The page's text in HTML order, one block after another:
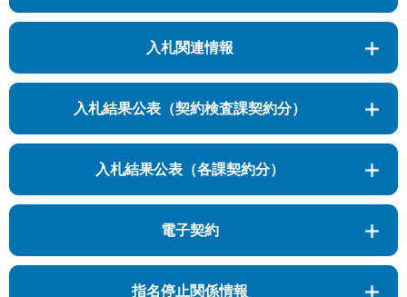
入札関連情報
入札結果公表（契約検査課契約分）
入札結果公表（各課契約分）
電子契約
指名停止関係情報